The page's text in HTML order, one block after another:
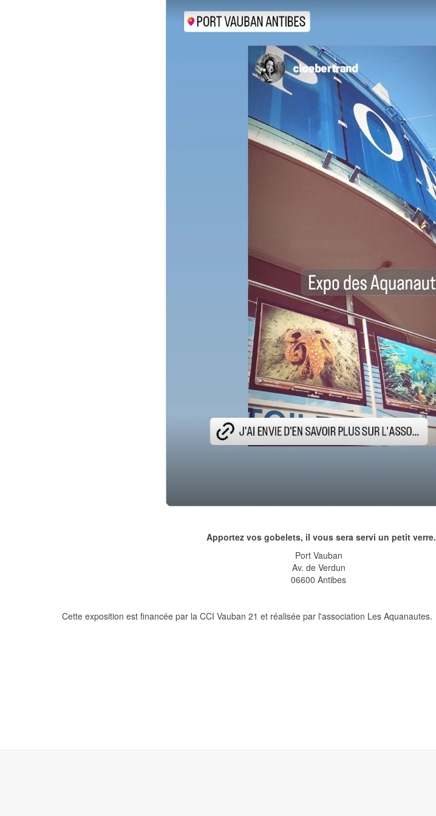
Apportez vos gobelets, il vous sera servi un petit verre.
Port Vauban
Av. de Verdun
06600 Antibes
Cette exposition est financée par la CCI Vauban 21 et réalisée par l'association Les Aquanautes.